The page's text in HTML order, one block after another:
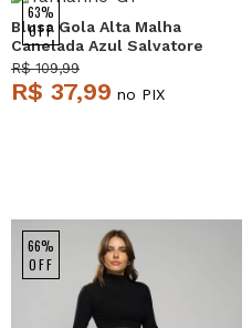
63%
OFF
Blusa Gola Alta Malha
Canelada Azul Salvatore
R$ 109,99
R$ 37,99 no PIX
66%
OFF